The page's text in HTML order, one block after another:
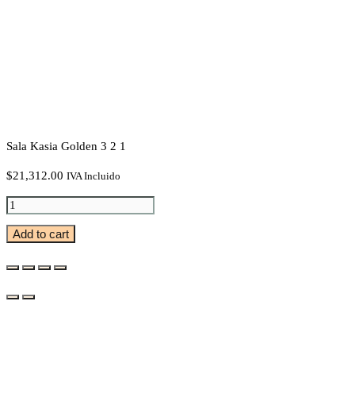
Sala Kasia Golden 3 2 1
$21,312.00 IVA Incluido
Sala
Kasia
Golden
3
Add to cart